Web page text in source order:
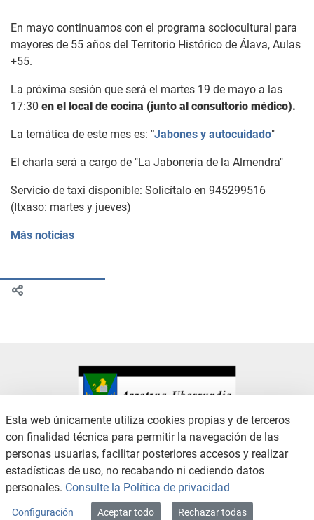
En mayo continuamos con el programa sociocultural para
mayores de 55 años del Territorio Histórico de Álava, Aulas
+55.
La próxima sesión que será el martes 19 de mayo a las
17:30 en el local de cocina (junto al consultorio médico).
La temática de este mes es: "Jabones y autocuidado"
El charla será a cargo de "La Jabonería de la Almendra"
Servicio de taxi disponible: Solicítalo en 945299516
(Itxaso: martes y jueves)
Más noticias
Esta web únicamente utiliza cookies propias y de terceros
con finalidad técnica para permitir la navegación de las
personas usuarias, facilitar posteriores accesos y realizar
estadísticas de uso, no recabando ni cediendo datos
personales. Consulte la Política de privacidad
Configuración Aceptar todo Rechazar todas